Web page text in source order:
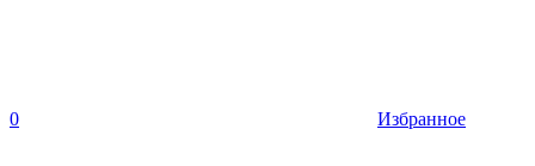
0 Избранное